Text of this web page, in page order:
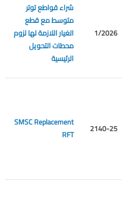
1/2026
شراء قواطع توتر
متوسط مع قطع
الغيار اللازمة لها لزوم
محطات التحويل
الرئيسية
2140-25
SMSC Replacement
RFT